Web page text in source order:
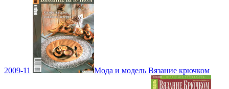
2009-11 Мода и модель Вязание крючком